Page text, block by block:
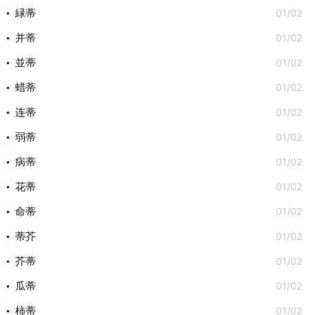
01/02
緑蒂
01/02
并蒂
01/02
並蒂
01/02
蜡蒂
01/02
连蒂
01/02
弱蒂
01/02
病蒂
01/02
花蒂
01/02
命蒂
01/02
蒂芥
01/02
芥蒂
01/02
瓜蒂
01/02
柿蒂